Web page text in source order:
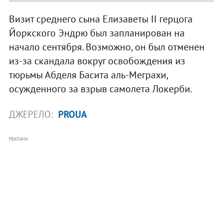
Визит среднего сына Елизаветы II герцога
Йоркского Эндрю был запланирован на
начало сентября. Возможно, он был отменен
из-за скандала вокруг освобождения из
тюрьмы Абделя Басита аль-Меграхи,
осужденного за взрыв самолета Локерби.
ДЖЕРЕЛО: PROUA
РЕКЛАМА